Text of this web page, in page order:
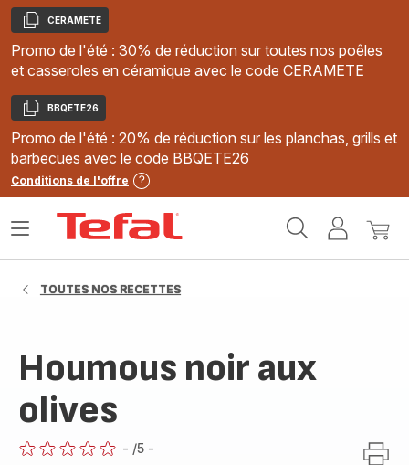
Copier
CERAMETE
Promo de l'été : 30% de réduction sur toutes nos poêles
et casseroles en céramique avec le code CERAMETE
Copier
BBQETE26
Promo de l'été : 20% de réduction sur les planchas, grills et
barbecues avec le code BBQETE26
Conditions de l'offre
MonMon
Ouvrir
TOUTES NOS RECETTES
Houmous noir aux
olives
- /5 -